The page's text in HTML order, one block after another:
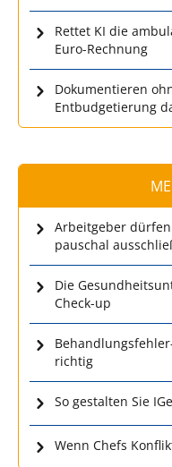
Rettet KI die
Euro-Rechnung
Dokumentieren
Entbudgetierung
Arbeitgeber
pauschal
Die
Check-up
richtig
So gestalten Sie
Wenn Chefs